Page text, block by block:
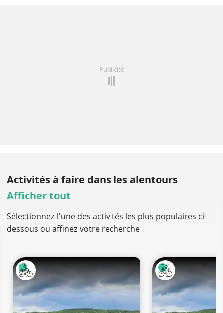
Publicité
Activités à faire dans les alentours
Afficher tout
Sélectionnez l'une des activités les plus populaires ci-
dessous ou affinez votre recherche